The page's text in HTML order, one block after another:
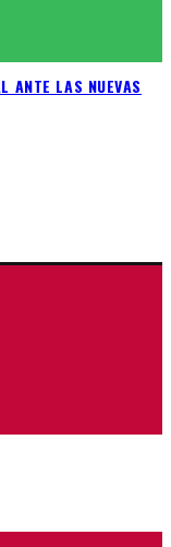
ANTE LAS NUEVAS